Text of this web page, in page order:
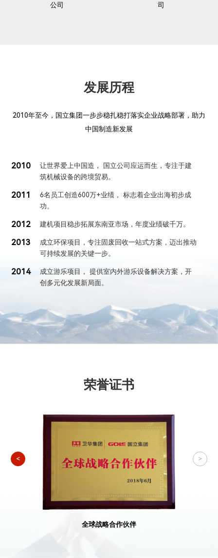
公司
司
发展历程
2010年至今，国立集团一步步稳扎稳打落实企业战略部署，助力
中国制造新发展
2010 让世界爱上中国造，
国立公司应运而生，专注于建
筑机械设备的跨境贸易。
2011 6名员工创造600万+业绩，
标志着企业出海初步成
功。
2012 建机项目稳步拓展东南亚市场，年度业绩破千万。
2013
成立环保项目，专注固废回收一站式方案，迈出推动
可持续发展的关键一步。
2014 成立游乐项目，
提供室内外游乐设备解决方案，开
创多元化发展新局面。
产品竞争力。
2016 海外推广全面布局，
强化市场渗透，服务全球客
“走出去”战略落地，布局全球设立办事处，深耕市
推出“铁三角”团队体系，推动客户导向的组织变
革，提供更全面专业的解决方案。
面对疫情挑战，夯实内部管理，优化商业模式，实现
业绩逆势增长。
开始重视碳足迹和碳排放问题，在可持续发展领域进
行积极探索，并取得了初步成果。
全面聚焦客户成功，实现从产品销售向一体化解决
荣誉证书
全球战略合作伙伴
< >